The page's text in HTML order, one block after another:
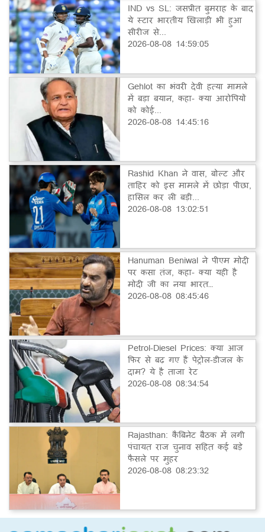
IND vs SL: जसप्रीत बुमराह के बाद
ये स्टार भारतीय खिलाड़ी भी हुआ
सीरीज से...
2026-08-08 14:59:05
Gehlot का भंवरी देवी हत्या मामले
में बड़ा बयान, कहा- क्या आरोपियों
को कोई...
2026-08-08 14:45:16
Rashid Khan ने वास, बोल्ट और
ताहिर को इस मामले में छोड़ा पीछा,
हासिल कर ली बड़ी...
2026-08-08 13:02:51
Hanuman Beniwal ने पीएम मोदी
पर कसा तंज, कहा- क्या यही है
मोदी जी का नया भारत…
2026-08-08 08:45:46
Petrol-Diesel Prices: क्या आज
फिर से बढ़ गए हैं पेट्रोल-डीजल के
दाम? ये है ताजा रेट
2026-08-08 08:34:54
Rajasthan: कैबिनेट बैठक में लगी
पंचायत राज चुनाव सहित कई बड़े
फैसले पर मुहर
2026-08-08 08:23:32